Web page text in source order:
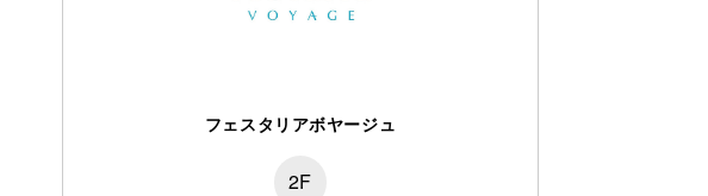
フェスタリアボヤージュ
2F